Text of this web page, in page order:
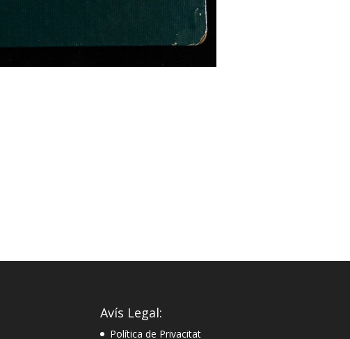
Avís Legal:
Política de Privacitat